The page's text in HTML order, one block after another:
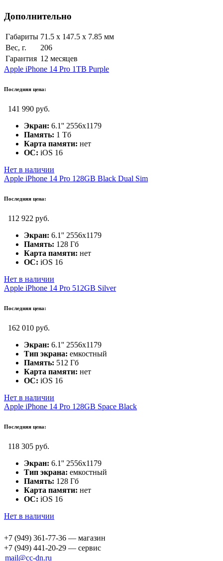
Дополнительно
Габариты 71.5 x 147.5 x 7.85 мм
Вес, г.
206
Гарантия 12 месяцев
Apple iPhone 14 Pro 1TB Purple
Последняя цена:
141 990 руб.
Экран: 6.1'' 2556x1179
Память: 1 Тб
Карта памяти: нет
ОС: iOS 16
Нет в наличии
Apple iPhone 14 Pro 128GB Black Dual Sim
Последняя цена:
112 922 руб.
Экран: 6.1'' 2556x1179
Память: 128 Гб
Карта памяти: нет
ОС: iOS 16
Нет в наличии
Apple iPhone 14 Pro 512GB Silver
Последняя цена:
162 010 руб.
Экран: 6.1'' 2556x1179
Тип экрана: емкостный
Память: 512 Гб
Карта памяти: нет
ОС: iOS 16
Нет в наличии
Apple iPhone 14 Pro 128GB Space Black
Последняя цена:
118 305 руб.
Экран: 6.1'' 2556x1179
Тип экрана: емкостный
Память: 128 Гб
Карта памяти: нет
ОС: iOS 16
Нет в наличии
+7 (949) 361-77-36 — магазин
+7 (949) 441-20-29 — сервис
mail@cc-dn.ru